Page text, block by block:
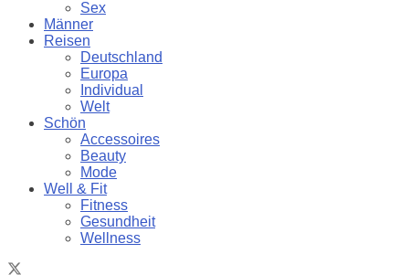
Sex
Männer
Reisen
Deutschland
Europa
Individual
Welt
Schön
Accessoires
Beauty
Mode
Well & Fit
Fitness
Gesundheit
Wellness